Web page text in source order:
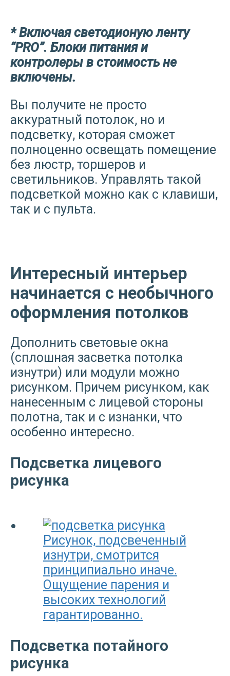
* Включая светодионую ленту
“PRO”. Блоки питания и
контролеры в стоимость не
включены.
Вы получите не просто
аккуратный потолок, но и
подсветку, которая сможет
полноценно освещать помещение
без люстр, торшеров и
светильников. Управлять такой
подсветкой можно как с клавиши,
так и с пульта.
Интересный интерьер
начинается с необычного
оформления потолков
Дополнить световые окна
(сплошная засветка потолка
изнутри) или модули можно
рисунком. Причем рисунком, как
нанесенным с лицевой стороны
полотна, так и с изнанки, что
особенно интересно.
Подсветка лицевого
рисунка
Рисунок, подсвеченный
изнутри, смотрится
принципиально иначе.
Ощущение парения и
высоких технологий
гарантированно.
Подсветка потайного
рисунка